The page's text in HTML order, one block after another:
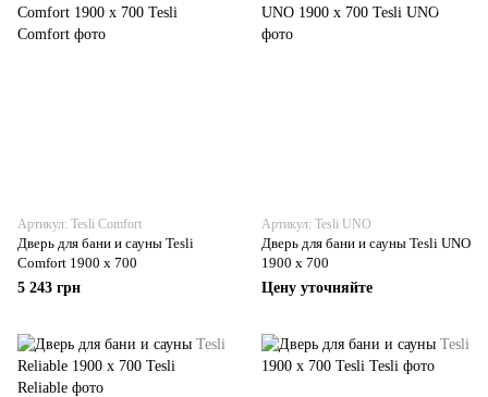
Артикул: Tesli Comfort
Дверь для бани и сауны Tesli
Comfort 1900 х 700
5 243 грн
Артикул: Tesli UNO
Дверь для бани и сауны Tesli UNO
1900 х 700
Цену уточняйте